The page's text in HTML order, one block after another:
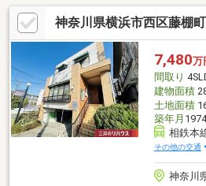
設備・玄関ドアは非接触キー仕様・玄
ないタイル仕様・3階（洋室約6.4畳）・
ランドマークタワーが望めます・食器
器付水栓・浴室換気乾燥機付・3階部分
（テレワーク部屋にも最適で
神奈川県横浜市西区藤棚
7,480万
間取り
建物面積
土地面積
築年月
相鉄本
その他の交通
神奈川